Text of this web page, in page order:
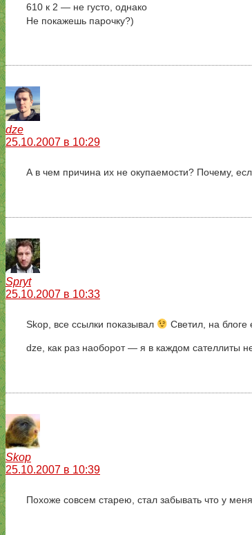
610 к 2 — не густо, однако
Не покажешь парочку?)
dze
25.10.2007 в 10:29
А в чем причина их не окупаемости? Почему,
Spryt
25.10.2007 в 10:33
Skop, все ссылки показывал Светил, на блоге
dze, как раз наоборот — я в каждом сателлиты
Skop
25.10.2007 в 10:39
Похоже совсем старею, стал забывать что у